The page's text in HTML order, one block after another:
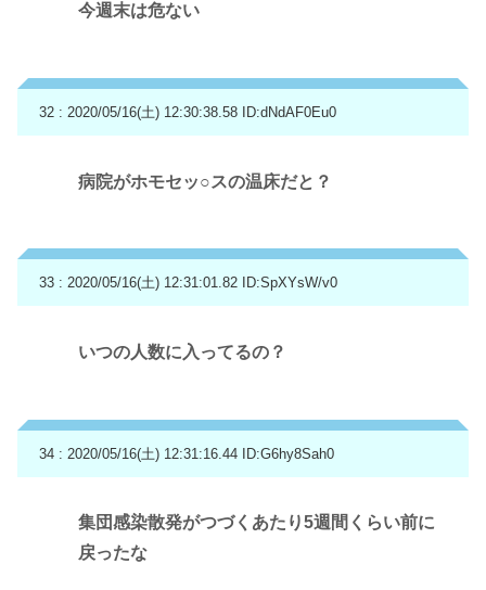
今週末は危ない
32 : 2020/05/16(土) 12:30:38.58 ID:dNdAF0Eu0
病院がホモセッ○スの温床だと？
33 : 2020/05/16(土) 12:31:01.82 ID:SpXYsW/v0
いつの人数に入ってるの？
34 : 2020/05/16(土) 12:31:16.44 ID:G6hy8Sah0
集団感染散発がつづくあたり5週間くらい前に
戻ったな